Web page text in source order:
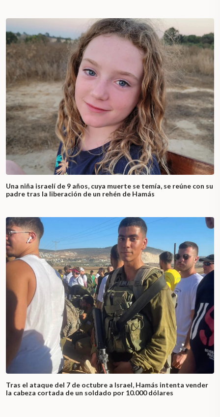
Una niña israelí de 9 años, cuya muerte se temía, se reúne con su
padre tras la liberación de un rehén de Hamás
Tras el ataque del 7 de octubre a Israel, Hamás intenta vender
la cabeza cortada de un soldado por 10.000 dólares